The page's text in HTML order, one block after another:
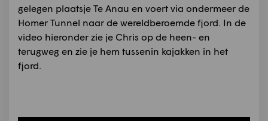
gelegen plaatsje Te Anau en voert via ondermeer de
Homer Tunnel naar de wereldberoemde fjord. In de
video hieronder zie je Chris op de heen- en
terugweg en zie je hem tussenin kajakken in het
fjord.